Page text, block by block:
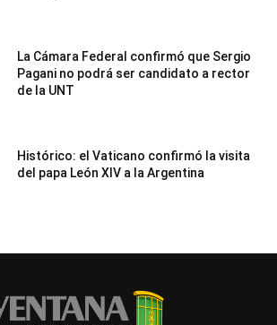
La Cámara Federal confirmó que Sergio
Pagani no podrá ser candidato a rector
de la UNT
Histórico: el Vaticano confirmó la visita
del papa León XIV a la Argentina